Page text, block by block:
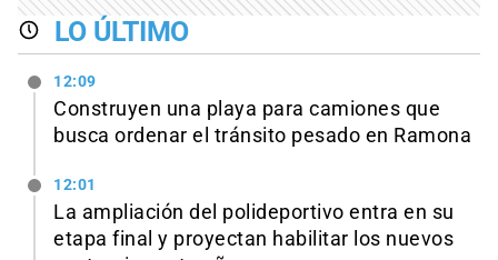
LO ÚLTIMO
12:09
Construyen una playa para camiones que
busca ordenar el tránsito pesado en Ramona
12:01
La ampliación del polideportivo entra en su
etapa final y proyectan habilitar los nuevos